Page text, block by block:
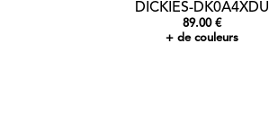
DICKIES-DK0A4XDU
89.00 €
+ de couleurs